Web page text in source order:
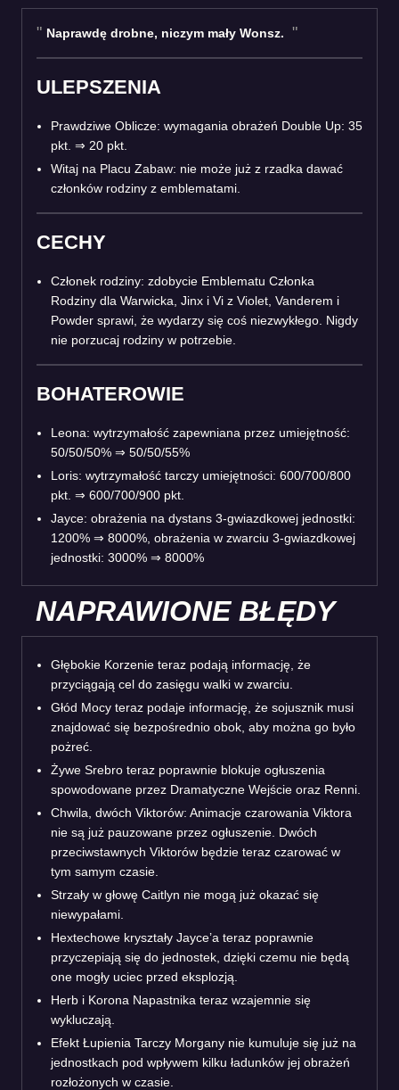
Naprawdę drobne, niczym mały Wonsz.
ULEPSZENIA
Prawdziwe Oblicze: wymagania obrażeń Double Up: 35
pkt. ⇒ 20 pkt.
Witaj na Placu Zabaw: nie może już z rzadka dawać
członków rodziny z emblematami.
CECHY
Członek rodziny: zdobycie Emblematu Członka
Rodziny dla Warwicka, Jinx i Vi z Violet, Vanderem i
Powder sprawi, że wydarzy się coś niezwykłego. Nigdy
nie porzucaj rodziny w potrzebie.
BOHATEROWIE
Leona: wytrzymałość zapewniana przez umiejętność:
50/50/50% ⇒ 50/50/55%
Loris: wytrzymałość tarczy umiejętności: 600/700/800
pkt. ⇒ 600/700/900 pkt.
Jayce: obrażenia na dystans 3-gwiazdkowej jednostki:
1200% ⇒ 8000%, obrażenia w zwarciu 3-gwiazdkowej
jednostki: 3000% ⇒ 8000%
NAPRAWIONE BŁĘDY
Głębokie Korzenie teraz podają informację, że
przyciągają cel do zasięgu walki w zwarciu.
Głód Mocy teraz podaje informację, że sojusznik musi
znajdować się bezpośrednio obok, aby można go było
pożreć.
Żywe Srebro teraz poprawnie blokuje ogłuszenia
spowodowane przez Dramatyczne Wejście oraz Renni.
Chwila, dwóch Viktorów: Animacje czarowania Viktora
nie są już pauzowane przez ogłuszenie. Dwóch
przeciwstawnych Viktorów będzie teraz czarować w
tym samym czasie.
Strzały w głowę Caitlyn nie mogą już okazać się
niewypałami.
Hextechowe kryształy Jayce’a teraz poprawnie
przyczepiają się do jednostek, dzięki czemu nie będą
one mogły uciec przed eksplozją.
Herb i Korona Napastnika teraz wzajemnie się
wykluczają.
Efekt Łupienia Tarczy Morgany nie kumuluje się już na
jednostkach pod wpływem kilku ładunków jej obrażeń
rozłożonych w czasie.